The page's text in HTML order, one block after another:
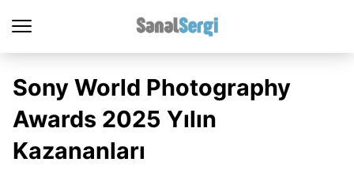
Sony World Photography
Awards 2025 Yılın
Kazananları